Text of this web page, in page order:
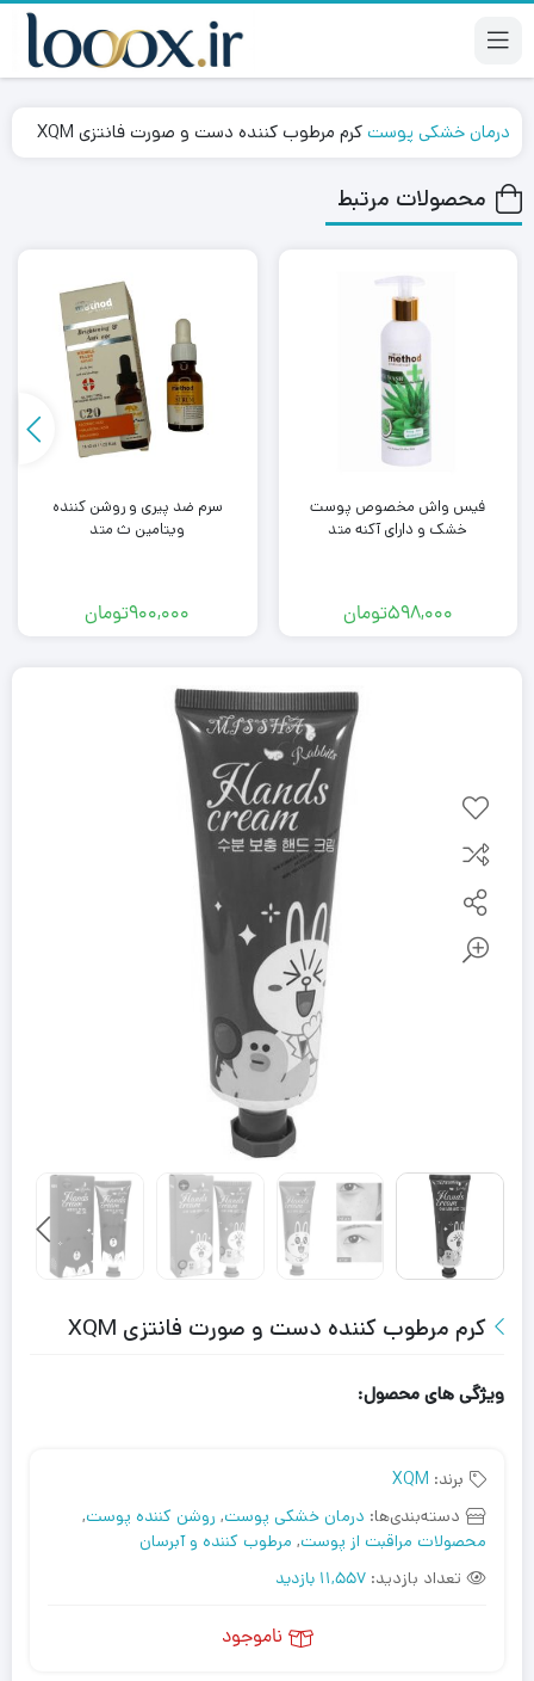
درمان خشکی پوستکرم مرطوب کننده دست و صورت فانتزی XQM
محصولات مرتبط
فیس واش مخصوص پوست
خشک و دارای آکنه متد
598,000تومان
سرم ضد پیری و روشن کننده
ویتامین ث متد
900,000تومان
کرم مرطوب کننده دست و صورت فانتزی XQM
ویژگی های محصول:
برند: XQM
دسته‌بندی‌ها: درمان خشکی پوست, روشن کننده پوست,
محصولات مراقبت از پوست, مرطوب کننده و آبرسان
تعداد بازدید: 11,557 بازدید
ناموجود